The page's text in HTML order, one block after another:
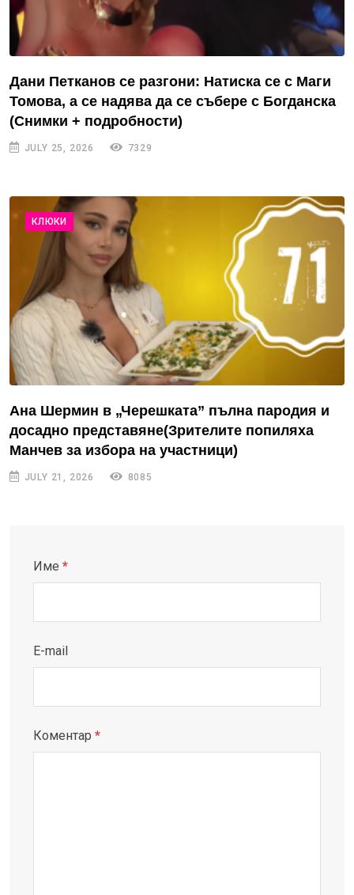
Дани Петканов се разгони: Натиска се с Маги
Томова, а се надява да се събере с Богданска
(Снимки + подробности)
JULY 25, 2026 7329
КЛЮКИ
Ана Шермин в „Черешката” пълна пародия и
досадно представяне(Зрителите попиляха
Манчев за избора на участници)
JULY 21, 2026 8085
Име *
E-mail
Коментар *